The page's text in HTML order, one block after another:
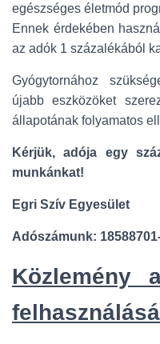
egészséges életmód
Ennek érdekében
az adók 1 százalékából
Gyógytornához
újabb eszközöket
állapotának folyamatos
Kérjük, adója egy
munkánkat!
Egri Szív Egyesület
Adószámunk:
Közlemény